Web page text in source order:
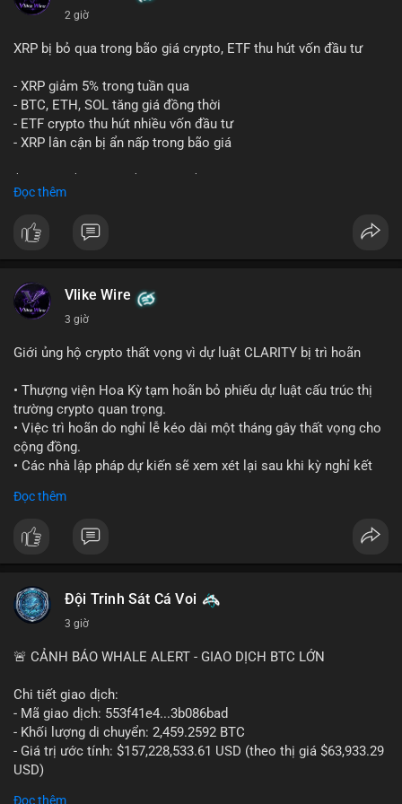
dài hạn, hoặc chuẩn bị thanh khoản để bán trên sàn. Việc di
động mạnh tạo tâm lý thận trọng, giới đầu tư theo dõi sát sao
Lời khuyên:
Nhà đầu tư nhỏ lẻ nên quan sát thêm các giao dịch tiếp theo
từ cùng địa chỉ ví. Tránh hành động theo cảm xúc, chỉ vào lệnh
#24point5btc
2 giờ
XRP bị bỏ qua trong bão giá crypto, ETF thu hút vốn đầu tư
- XRP giảm 5% trong tuần qua
- BTC, ETH, SOL tăng giá đồng thời
- ETF crypto thu hút nhiều vốn đầu tư
- XRP lân cận bị ẩn nấp trong bão giá
📰 Nguồn: CoinDesk
Đọc thêm
Vlike Wire
3 giờ
Giới ủng hộ crypto thất vọng vì dự luật CLARITY bị trì hoãn
• Thượng viện Hoa Kỳ tạm hoãn bỏ phiếu dự luật cấu trúc thị
trường crypto quan trọng.
• Việc trì hoãn do nghỉ lễ kéo dài một tháng gây thất vọng cho
cộng đồng.
• Các nhà lập pháp dự kiến sẽ xem xét lại sau khi kỳ nghỉ kết
$btc $eth
#vlikevn #titanbot
Đọc thêm
Đội Trinh Sát Cá Voi
3 giờ
🚨 CẢNH BÁO WHALE ALERT - GIAO DỊCH BTC LỚN
Chi tiết giao dịch:
- Mã giao dịch: 553f41e4...3b086bad
- Khối lượng di chuyển: 2,459.2592 BTC
- Giá trị ước tính: $157,228,533.61 USD (theo thị giá $63,933.29
USD)
Đọc thêm